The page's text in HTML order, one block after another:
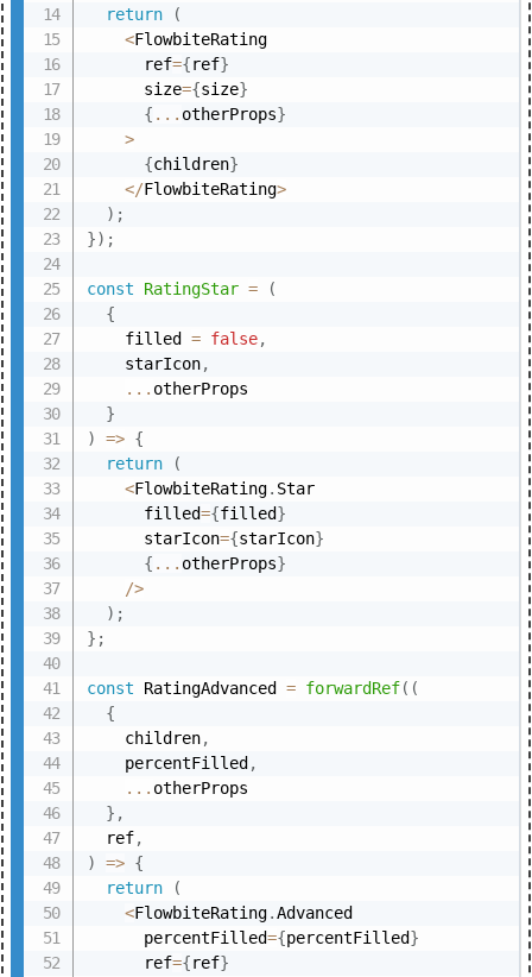
return
(
<FlowbiteRating
      ref
={ref}
      size
={size}
{ ... otherProps}
>
{children}
</FlowbiteRating>
) ;
}) ;
const RatingStar =
(
{
    filled
= false,
    starIcon
,
... otherProps
}
)
=> {
return
(
<FlowbiteRating. Star
      filled
={filled}
      starIcon
={starIcon}
{ ... otherProps}
/>
) ;
} ;
const RatingAdvanced = forwardRef( (
{
    children
,
    percentFilled
,
... otherProps
} ,
  ref
,
)
=> {
return
(
<FlowbiteRating.Advanced
      percentFilled
={percentFilled}
      ref
={ref}